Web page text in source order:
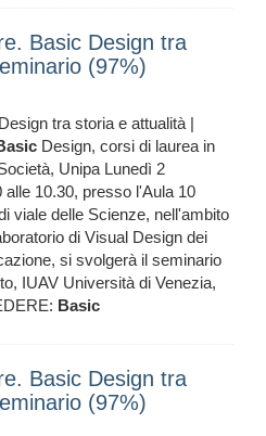
Basic Design tra
(97%)
Design tra storia e attualità |
Design, corsi di laurea in
Unipa Lunedì 2
10.30, presso l'Aula 10
viale delle Scienze, nell'ambito
di Visual Design dei
si svolgerà il seminario
IUAV Università di Venezia,
Basic
Basic Design tra
(97%)